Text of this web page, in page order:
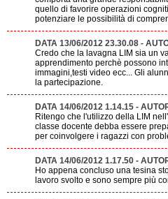
quello di favorire operazioni
potenziare le possibilità di
DATA 13/06/2012 23.30.08 -
Credo che la lavagna LIM sia un
apprendimento perchè possono
immagini,testi video ecc... Gli
la partecipazione.
DATA 14/06/2012 1.14.15 -
Ritengo che l'utilizzo della LIM
classe docente debba essere
per coinvolgere i ragazzi con
DATA 14/06/2012 1.17.50 -
Ho appena concluso una tesina
lavoro svolto e sono sempre più